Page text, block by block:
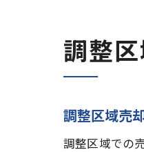
調整
調整区域売
調整区域での